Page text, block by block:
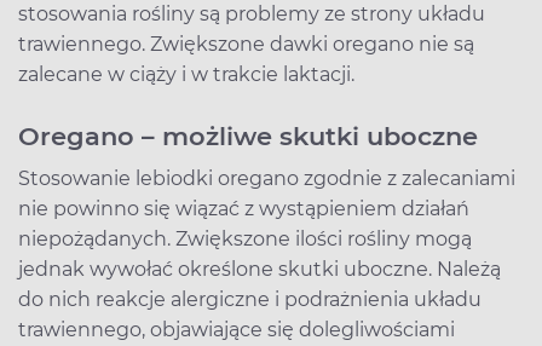
stosowania rośliny są problemy ze strony układu
trawiennego. Zwiększone dawki oregano nie są
zalecane w ciąży i w trakcie laktacji.
Oregano – możliwe skutki uboczne
Stosowanie lebiodki oregano zgodnie z zalecaniami
nie powinno się wiązać z wystąpieniem działań
niepożądanych. Zwiększone ilości rośliny mogą
jednak wywołać określone skutki uboczne. Należą
do nich reakcje alergiczne i podrażnienia układu
trawiennego, objawiające się dolegliwościami